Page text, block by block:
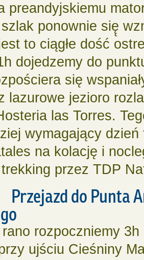
preandyjskiemu
szlak ponownie się̨
to ciągłe dość
dojedzemy do
się
lazurowe jezioro
las Torres.
wymagający
na kolację i
przez TDP
do Punta
rozpoczniemy
ujściu Cieśniny